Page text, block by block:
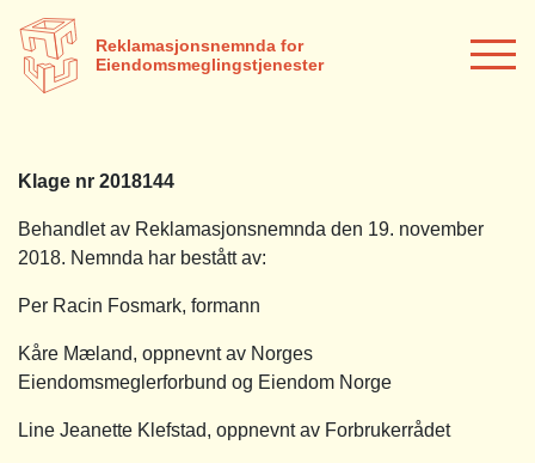
Reklamasjonsnemnda for
Eiendomsmeglingstjenester
Klage nr 2018144
Behandlet av Reklamasjonsnemnda den 19. november
2018. Nemnda har bestått av:
Per Racin Fosmark, formann
Kåre Mæland, oppnevnt av Norges
Eiendomsmeglerforbund og Eiendom Norge
Line Jeanette Klefstad, oppnevnt av Forbrukerrådet